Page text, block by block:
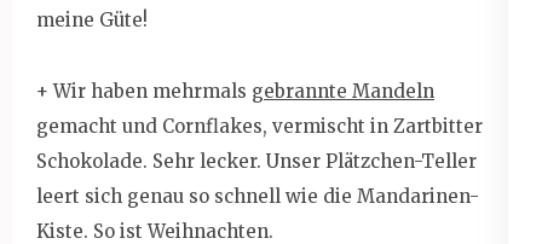
meine Güte!
+ Wir haben mehrmals gebrannte Mandeln
gemacht und Cornflakes, vermischt in Zartbitter
Schokolade. Sehr lecker. Unser Plätzchen-Teller
leert sich genau so schnell wie die Mandarinen-
Kiste. So ist Weihnachten.